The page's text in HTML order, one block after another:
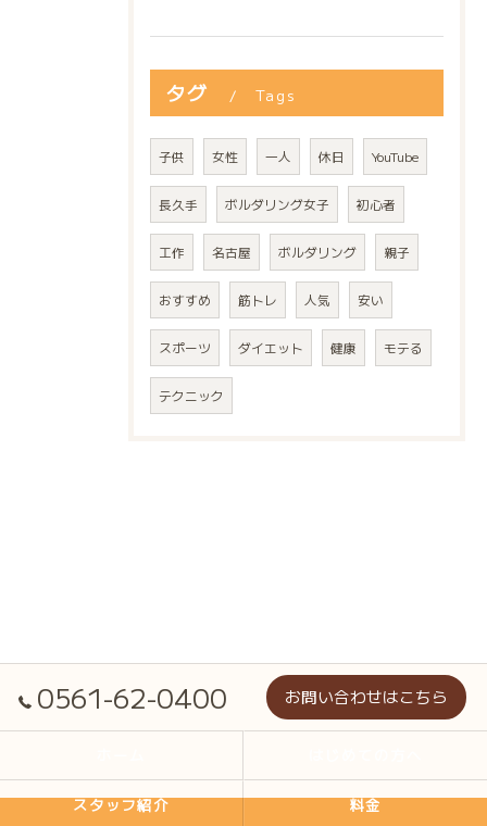
タグ Tags
子供 女性 一人 休日 YouTube
長久手 ボルダリング女子 初心者
工作 名古屋 ボルダリング 親子
おすすめ 筋トレ 人気 安い
スポーツ ダイエット 健康 モテる
テクニック
0561-62-0400 お問い合わせはこちら
スタッフ紹介 料金